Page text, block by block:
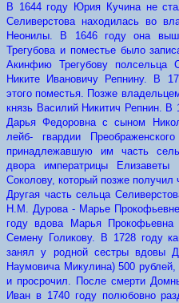
В 1644 году Юрия Кучина не
Селиверстова находилась во
Неонилы. В 1646 году она
Трегубова и поместье было
Акинфию Трегубову полсельца
Никите Ивановичу Репнину. В
этого поместья. Позже
князь Василий Никитич Репнин.
Дарья Федоровна с сыном
лейб- гвардии
принадлежавшую им часть
двора императрицы Елизаветы
Соколову, который позже получил
Другая часть сельца
Н.М. Дурова - Марье
году вдова Марья
Семену Голикову. В 1728 году
занял у родной сестры вдовы
Наумовича Микулина) 500
и просрочил. После смерти
Иван в 1740 году полюбовно